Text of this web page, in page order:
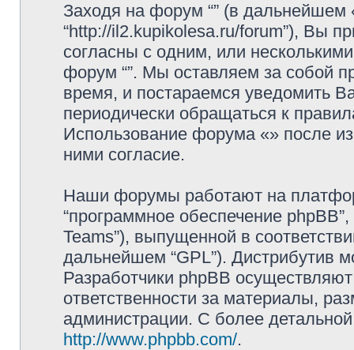
Заходя на форум “” (в дальнейшем
“http://il2.kupikolesa.ru/forum”), Вы
согласны с одним, или
форум “”. Мы оставляем за собой
время, и постараемся уведомить
периодически обращаться к
Использование форума «» после
ними согласие.
Наши форумы работают на
“программное обеспечение
Teams”), выпущенной в
дальнейшем “GPL”). Дистрибутив
Разработчики phpBB
ответственности за материалы,
администрации. С более
http://www.phpbb.com/.